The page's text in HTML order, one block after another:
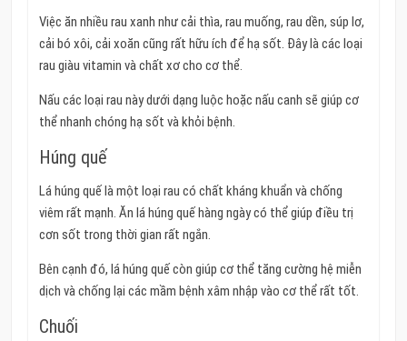
Việc ăn nhiều rau xanh như cải thìa, rau muống, rau dền, súp lơ,
cải bó xôi, cải xoăn cũng rất hữu ích để hạ sốt. Đây là các loại
rau giàu vitamin và chất xơ cho cơ thể.
Nấu các loại rau này dưới dạng luộc hoặc nấu canh sẽ giúp cơ
thể nhanh chóng hạ sốt và khỏi bệnh.
Húng quế
Lá húng quế là một loại rau có chất kháng khuẩn và chống
viêm rất mạnh. Ăn lá húng quế hàng ngày có thể giúp điều trị
cơn sốt trong thời gian rất ngắn.
Bên cạnh đó, lá húng quế còn giúp cơ thể tăng cường hệ miễn
dịch và chống lại các mầm bệnh xâm nhập vào cơ thể rất tốt.
Chuối